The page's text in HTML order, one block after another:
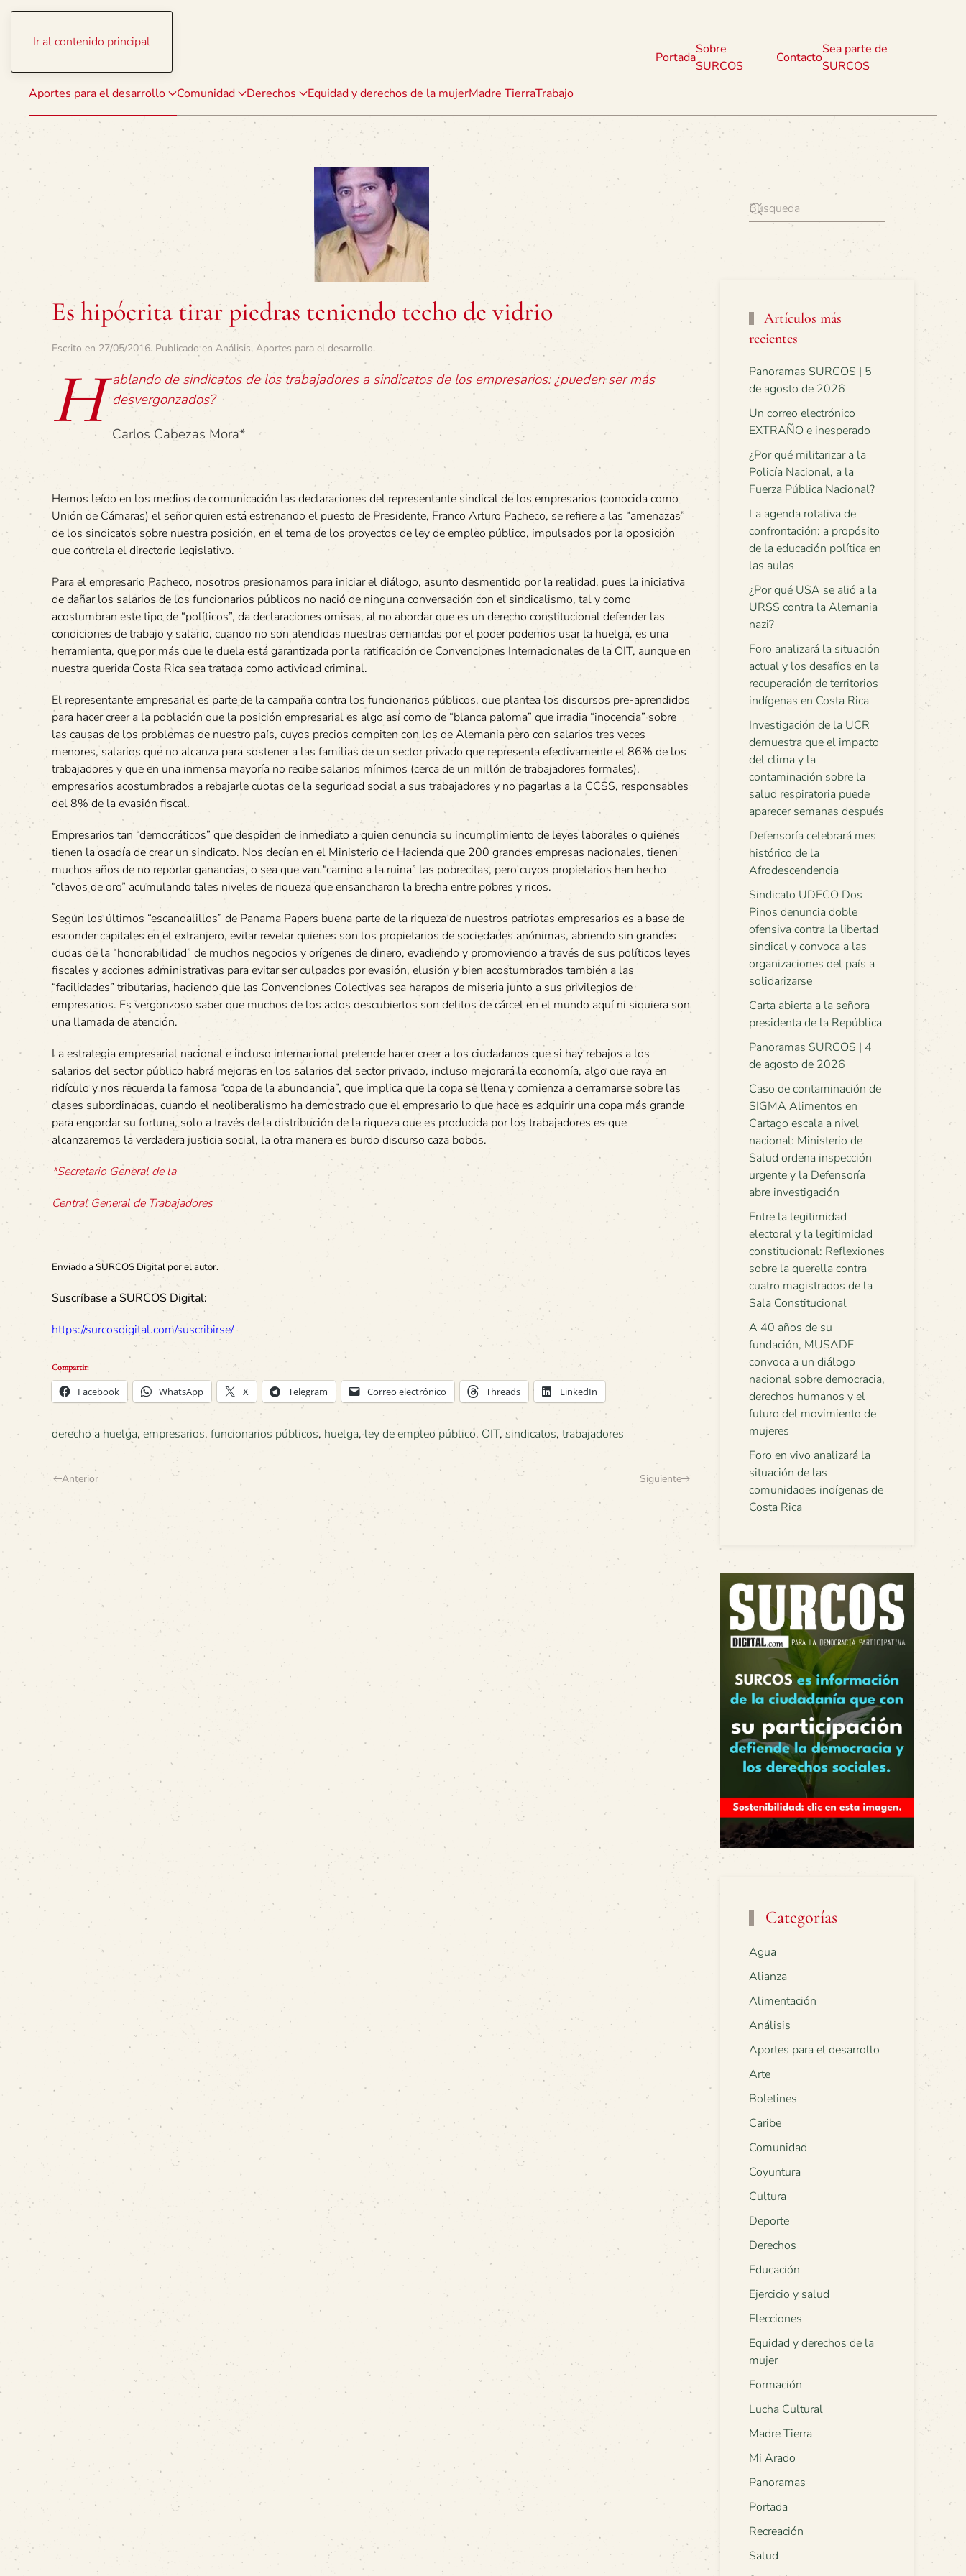
Ir al contenido principal
Aportes para el desarrollo Comunidad Derechos Equidad y derechos de la mujerMadre TierraTrabajo
Portada
Sobre
SURCOS
Contacto
Sea parte de
SURCOS
Es hipócrita tirar piedras teniendo techo de vidrio
Escrito en 27/05/2016. Publicado en Análisis, Aportes para el desarrollo.
H ablando de sindicatos de los trabajadores a sindicatos de los empresarios: ¿pueden ser más
desvergonzados?
Carlos Cabezas Mora*
Hemos leído en los medios de comunicación las declaraciones del representante sindical de los empresarios (conocida como
Unión de Cámaras) el señor quien está estrenando el puesto de Presidente, Franco Arturo Pacheco, se refiere a las “amenazas”
de los sindicatos sobre nuestra posición, en el tema de los proyectos de ley de empleo público, impulsados por la oposición
que controla el directorio legislativo.
Para el empresario Pacheco, nosotros presionamos para iniciar el diálogo, asunto desmentido por la realidad, pues la iniciativa
de dañar los salarios de los funcionarios públicos no nació de ninguna conversación con el sindicalismo, tal y como
acostumbran este tipo de “políticos”, da declaraciones omisas, al no abordar que es un derecho constitucional defender las
condiciones de trabajo y salario, cuando no son atendidas nuestras demandas por el poder podemos usar la huelga, es una
herramienta, que por más que le duela está garantizada por la ratificación de Convenciones Internacionales de la OIT, aunque en
nuestra querida Costa Rica sea tratada como actividad criminal.
El representante empresarial es parte de la campaña contra los funcionarios públicos, que plantea los discursos pre-aprendidos
para hacer creer a la población que la posición empresarial es algo así como de “blanca paloma” que irradia “inocencia” sobre
las causas de los problemas de nuestro país, cuyos precios compiten con los de Alemania pero con salarios tres veces
menores, salarios que no alcanza para sostener a las familias de un sector privado que representa efectivamente el 86% de los
trabajadores y que en una inmensa mayoría no recibe salarios mínimos (cerca de un millón de trabajadores formales),
empresarios acostumbrados a rebajarle cuotas de la seguridad social a sus trabajadores y no pagarlas a la CCSS, responsables
del 8% de la evasión fiscal.
Empresarios tan “democráticos” que despiden de inmediato a quien denuncia su incumplimiento de leyes laborales o quienes
tienen la osadía de crear un sindicato. Nos decían en el Ministerio de Hacienda que 200 grandes empresas nacionales, tienen
muchos años de no reportar ganancias, o sea que van “camino a la ruina” las pobrecitas, pero cuyos propietarios han hecho
“clavos de oro” acumulando tales niveles de riqueza que ensancharon la brecha entre pobres y ricos.
Según los últimos “escandalillos” de Panama Papers buena parte de la riqueza de nuestros patriotas empresarios es a base de
esconder capitales en el extranjero, evitar revelar quienes son los propietarios de sociedades anónimas, abriendo sin grandes
dudas de la “honorabilidad” de muchos negocios y orígenes de dinero, evadiendo y promoviendo a través de sus políticos leyes
fiscales y acciones administrativas para evitar ser culpados por evasión, elusión y bien acostumbrados también a las
“facilidades” tributarias, haciendo que las Convenciones Colectivas sea harapos de miseria junto a sus privilegios de
empresarios. Es vergonzoso saber que muchos de los actos descubiertos son delitos de cárcel en el mundo aquí ni siquiera son
una llamada de atención.
La estrategia empresarial nacional e incluso internacional pretende hacer creer a los ciudadanos que si hay rebajos a los
salarios del sector público habrá mejoras en los salarios del sector privado, incluso mejorará la economía, algo que raya en
ridículo y nos recuerda la famosa “copa de la abundancia”, que implica que la copa se llena y comienza a derramarse sobre las
clases subordinadas, cuando el neoliberalismo ha demostrado que el empresario lo que hace es adquirir una copa más grande
para engordar su fortuna, solo a través de la distribución de la riqueza que es producida por los trabajadores es que
alcanzaremos la verdadera justicia social, la otra manera es burdo discurso caza bobos.
*Secretario General de la
Central General de Trabajadores
Enviado a SURCOS Digital por el autor.
Suscríbase a SURCOS Digital:
https://surcosdigital.com/suscribirse/
Compartir:
Facebook WhatsApp X Telegram Correo electrónico Threads LinkedIn
derecho a huelga, empresarios, funcionarios públicos, huelga,ley de empleo público, OIT, sindicatos, trabajadores
Anterior Siguiente
Artículos más
recientes
Panoramas SURCOS | 5
de agosto de 2026
Un correo electrónico
EXTRAÑO e inesperado
¿Por qué militarizar a la
Policía Nacional, a la
Fuerza Pública Nacional?
La agenda rotativa de
confrontación: a propósito
de la educación política en
las aulas
¿Por qué USA se alió a la
URSS contra la Alemania
nazi?
Foro analizará la situación
actual y los desafíos en la
recuperación de territorios
indígenas en Costa Rica
Investigación de la UCR
demuestra que el impacto
del clima y la
contaminación sobre la
salud respiratoria puede
aparecer semanas después
Defensoría celebrará mes
histórico de la
Afrodescendencia
Sindicato UDECO Dos
Pinos denuncia doble
ofensiva contra la libertad
sindical y convoca a las
organizaciones del país a
solidarizarse
Carta abierta a la señora
presidenta de la República
Panoramas SURCOS | 4
de agosto de 2026
Caso de contaminación de
SIGMA Alimentos en
Cartago escala a nivel
nacional: Ministerio de
Salud ordena inspección
urgente y la Defensoría
abre investigación
Entre la legitimidad
electoral y la legitimidad
constitucional: Reflexiones
sobre la querella contra
cuatro magistrados de la
Sala Constitucional
A 40 años de su
fundación, MUSADE
convoca a un diálogo
nacional sobre democracia,
derechos humanos y el
futuro del movimiento de
mujeres
Foro en vivo analizará la
situación de las
comunidades indígenas de
Costa Rica
Categorías
Agua
Alianza
Alimentación
Análisis
Aportes para el desarrollo
Arte
Boletines
Caribe
Comunidad
Coyuntura
Cultura
Deporte
Derechos
Educación
Ejercicio y salud
Elecciones
Equidad y derechos de la
mujer
Formación
Lucha Cultural
Madre Tierra
Mi Arado
Panoramas
Portada
Recreación
Salud